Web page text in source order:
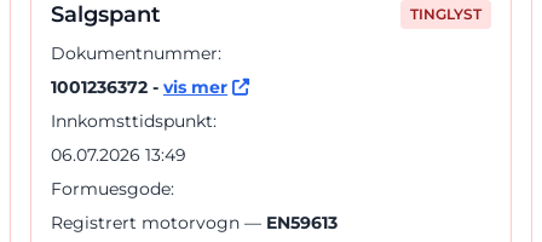
Salgspant TINGLYST
Dokumentnummer:
1001236372 - vis mer
Innkomsttidspunkt:
06.07.2026 13:49
Formuesgode:
Registrert motorvogn — EN59613